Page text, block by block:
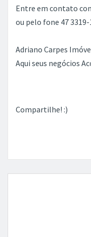
Entre em contato
ou pelo fone 47
Adriano Carpes
Aqui seus negócios
Compartilhe! :)